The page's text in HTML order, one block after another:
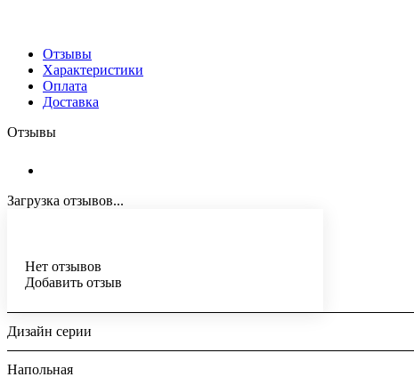
Отзывы
Характеристики
Оплата
Доставка
Отзывы
Загрузка отзывов...
Нет отзывов
Добавить отзыв
Дизайн серии
Напольная